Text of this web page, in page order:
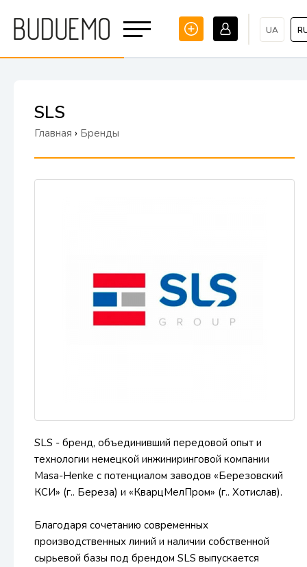
UA
SLS
Главная › Бренды
SLS - бренд, объединивший передовой опыт и
технологии немецкой инжиниринговой компании
Masa-Henke с потенциалом заводов «Березовский
КСИ» (г.. Береза) и «КварцМелПром» (г.. Хотислав).
Благодаря сочетанию современных
производственных линий и наличии собственной
сырьевой базы под брендом SLS выпускается